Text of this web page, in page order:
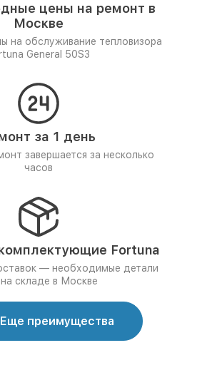
цены на ремонт в
Москве
на обслуживание тепловизора
General 50S3
за 1 день
завершается за несколько
часов
Fortuna
— необходимые детали
складе в Москве
Еще преимущества